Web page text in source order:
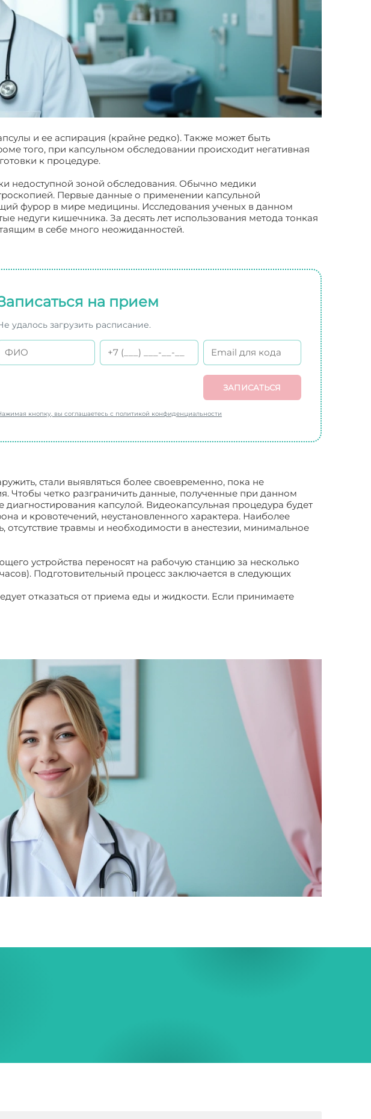
и ее аспирация (крайне редко). Также может быть
того, при капсульном обследовании происходит негативная
к процедуре.
недоступной зоной обследования. Обычно медики
Первые данные о применении капсульной
фурор в мире медицины. Исследования ученых в данном
недуги кишечника. За десять лет использования метода тонкая
в себе много неожиданностей.
на прием
удалось загрузить расписание.
ЗАПИСАТЬСЯ
кнопку, вы соглашаетесь с политикой конфиденциальности
стали выявляться более своевременно, пока не
Чтобы четко разграничить данные, полученные при данном
капсулой. Видеокапсульная процедура будет
и кровотечений, неустановленного характера. Наиболее
травмы и необходимости в анестезии, минимальное
устройства переносят на рабочую станцию за несколько
Подготовительный процесс заключается в следующих
отказаться от приема еды и жидкости. Если принимаете